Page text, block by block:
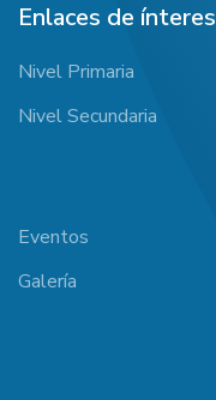
Enlaces de ínteres
Nivel Primaria
Nivel Secundaria
Eventos
Galería